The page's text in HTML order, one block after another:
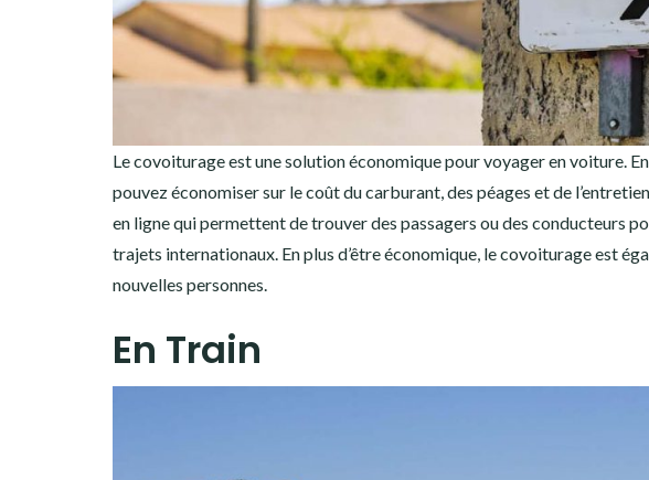
Le covoiturage est une solution économique pour voyager en voiture.
pouvez économiser sur le coût du carburant, des péages et de
en ligne qui permettent de trouver des passagers ou des conducteurs
trajets internationaux. En plus d’être économique, le covoiturage est
nouvelles personnes.
En Train